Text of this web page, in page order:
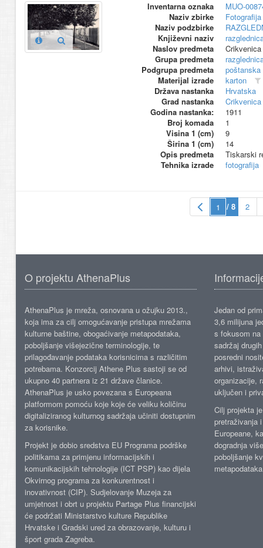
Inventarna oznaka
MUO-
Naziv zbirke
Naziv podzbirke
Književni naziv
Naslov predmeta
Grupa predmeta
Podgrupa predmeta
poštanska
Materijal izrade
karton
Država nastanka
Hrvatska
Grad nastanka
Crikvenica
Godina nastanka:
1911
Broj komada
1
Visina 1 (cm)
9
Širina 1 (cm)
14
Opis predmeta
Tiskarski
Tehnika izrade
fotografija
/ 8 2
O projektu AthenaPlus
AthenaPlus je mreža, osnovana u ožujku 2013.,
koja ima za cilj omogućavanje pristupa mrežama
kulturne baštine, obogaćivanje metapodataka,
poboljšanje višejezične terminologije, te
prilagođavanje podataka korisnicima s različitim
potrebama. Konzorcij Athene Plus sastoji se od
ukupno 40 partnera iz 21 države članice.
AthenaPlus je usko povezana s Europeana
platformom pomoću koje koje će veliku količinu
digitaliziranog kulturnog sadržaja učiniti dostupnim
za korisnike.
Projekt je dobio sredstva EU Programa podrške
politikama za primjenu informacijskih i
komunikacijskih tehnologije (ICT PSP) kao dijela
Okvirnog programa za konkurentnost i
inovativnost (CIP). Sudjelovanje Muzeja za
umjetnost i obrt u projektu Partage Plus financijski
će podržati Ministarstvo kulture Republike
Hrvatske i Gradski ured za obrazovanje, kulturu i
šport grada Zagreba.
Jedan od
3,6 milijuna
s fokusom
sadržaj
posredni
arhivi,
organizacije,
uključen i
Cilj projekta
pretraživanja
Europeane,
dogradnja
poboljšanje